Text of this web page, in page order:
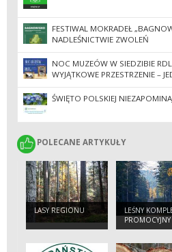
FESTIWAL MOKRADEŁ
NADLEŚNICTWIE ZWOLEŃ
NOC MUZEÓW W SIEDZIBIE
WYJĄTKOWE PRZESTRZENIE –
ŚWIĘTO POLSKIEJ
POLECANE ARTYKUŁY
POLECANE ARTYKUŁY
LASY REGIONU
LEŚNY
PROMOCYJNY
"PUSZCZA